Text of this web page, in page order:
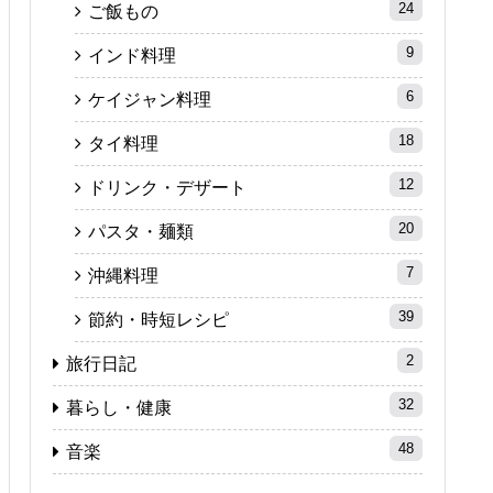
ご飯もの 24
インド料理 9
ケイジャン料理 6
タイ料理 18
ドリンク・デザート 12
パスタ・麺類 20
沖縄料理 7
節約・時短レシピ 39
旅行日記 2
暮らし・健康 32
音楽 48